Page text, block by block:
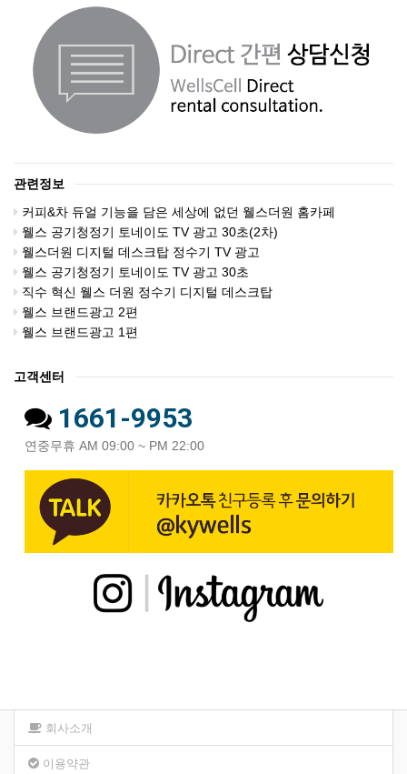
관련정보
커피&차 듀얼 기능을 담은 세상에 없던 웰스더원 홈카페
웰스 공기청정기 토네이도 TV 광고 30초(2차)
웰스더원 디지털 데스크탑 정수기 TV 광고
웰스 공기청정기 토네이도 TV 광고 30초
직수 혁신 웰스 더원 정수기 디지털 데스크탑
웰스 브랜드광고 2편
웰스 브랜드광고 1편
고객센터
1661-9953
연중무휴 AM 09:00 ~ PM 22:00
회사소개
이용약관